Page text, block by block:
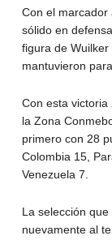
Con el marcador
sólido en
figura de
mantuvieron
Con esta victoria
la Zona
primero con 28
Colombia 15,
Venezuela 7.
La selección
nuevamente al